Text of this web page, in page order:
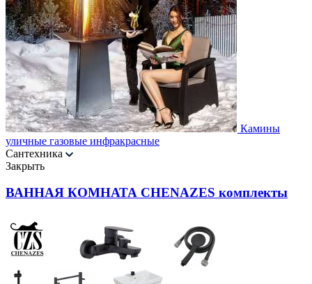
Камины
уличные газовые инфракрасные
Сантехника
Закрыть
ВАННАЯ КОМНАТА CHENAZES комплекты